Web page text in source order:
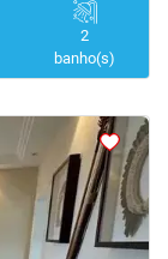
2
banho(s)